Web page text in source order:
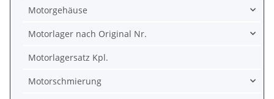
Motorgehäuse
Motorlager nach Original Nr.
Motorlagersatz Kpl.
Motorschmierung